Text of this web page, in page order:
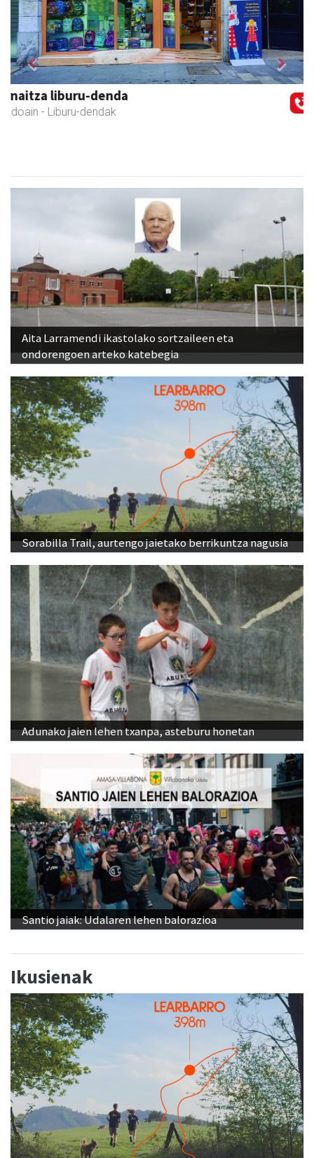
Kuttun kafetegia
Andoain - Gozotegiak
Previous Next
Aita Larramendi ikastolako sortzaileen eta
ondorengoen arteko katebegia
Sorabilla Trail, aurtengo jaietako berrikuntza nagusia
Adunako jaien lehen txanpa, asteburu honetan
Santio jaiak: Udalaren lehen balorazioa
Ikusienak